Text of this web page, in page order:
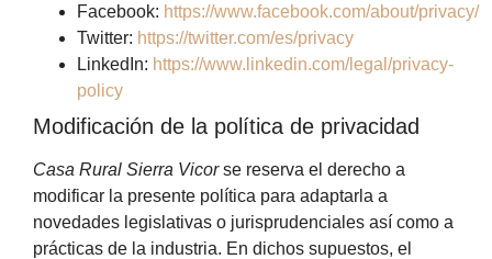
Facebook: https://www.facebook.com/about/privacy/
Twitter: https://twitter.com/es/privacy
LinkedIn: https://www.linkedin.com/legal/privacy-
policy
Modificación de la política de privacidad
Casa Rural Sierra Vicorse reserva el derecho a
modificar la presente política para adaptarla a
novedades legislativas o jurisprudenciales así como a
prácticas de la industria. En dichos supuestos, el